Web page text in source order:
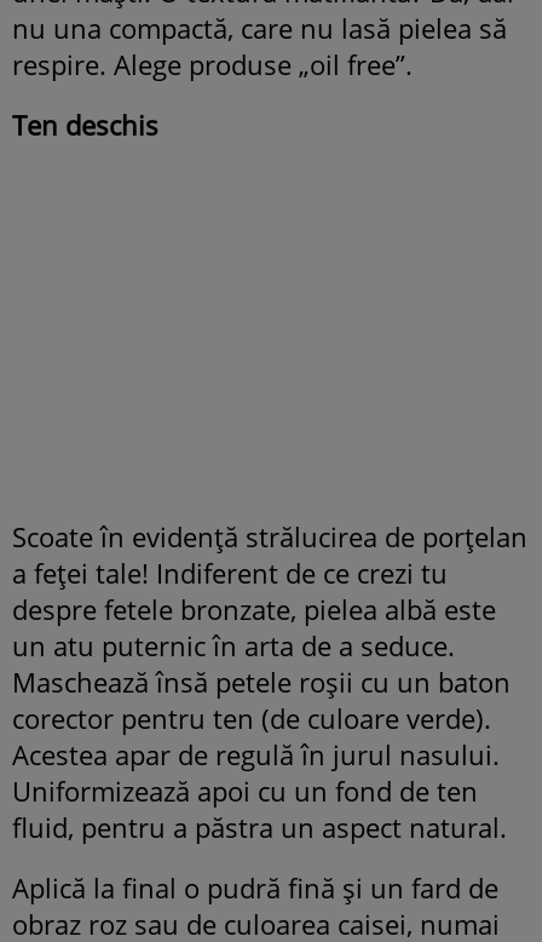
nu una compactă, care nu lasă pielea să
respire. Alege produse „oil free”.
Ten deschis
Scoate în evidenţă strălucirea de porţelan
a feţei tale! Indiferent de ce crezi tu
despre fetele bronzate, pielea albă este
un atu puternic în arta de a seduce.
Maschează însă petele roşii cu un baton
corector pentru ten (de culoare verde).
Acestea apar de regulă în jurul nasului.
Uniformizează apoi cu un fond de ten
fluid, pentru a păstra un aspect natural.
Aplică la final o pudră fină şi un fard de
obraz roz sau de culoarea caisei, numai